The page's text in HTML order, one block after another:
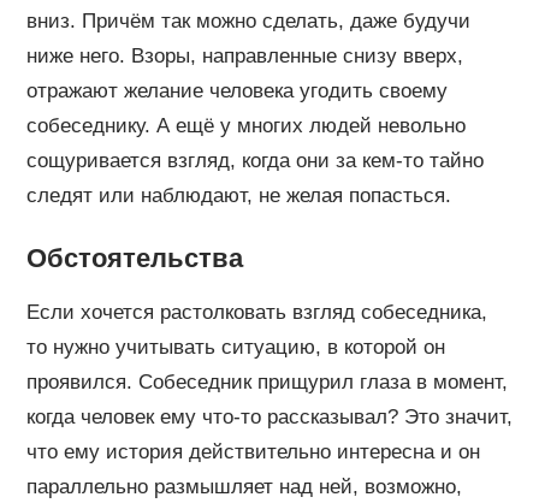
вниз. Причём так можно сделать, даже будучи
ниже него. Взоры, направленные снизу вверх,
отражают желание человека угодить своему
собеседнику. А ещё у многих людей невольно
сощуривается взгляд, когда они за кем-то тайно
следят или наблюдают, не желая попасться.
Обстоятельства
Если хочется растолковать взгляд собеседника,
то нужно учитывать ситуацию, в которой он
проявился. Собеседник прищурил глаза в момент,
когда человек ему что-то рассказывал? Это значит,
что ему история действительно интересна и он
параллельно размышляет над ней, возможно,